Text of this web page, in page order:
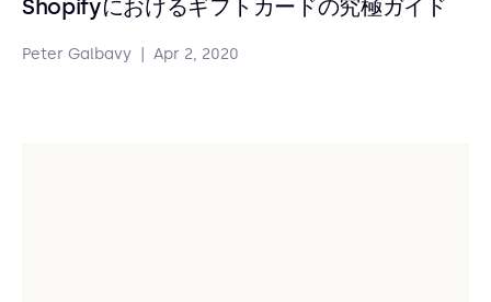
Shopifyにおけるギフトカードの究極ガイド
Peter Galbavy Apr 2, 2020